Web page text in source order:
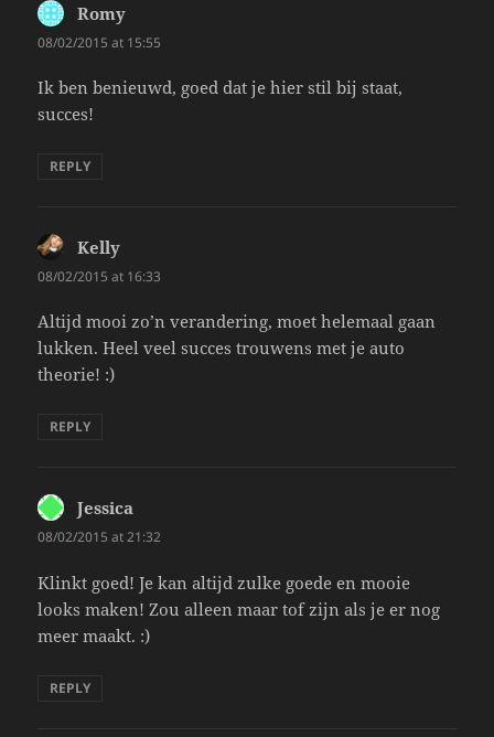
Romy
08/02/2015 at 15:55
Ik ben benieuwd, goed dat je hier stil bij staat,
succes!
REPLY
Kelly
08/02/2015 at 16:33
Altijd mooi zo’n verandering, moet helemaal gaan
lukken. Heel veel succes trouwens met je auto
theorie! :)
REPLY
Jessica
08/02/2015 at 21:32
Klinkt goed! Je kan altijd zulke goede en mooie
looks maken! Zou alleen maar tof zijn als je er nog
meer maakt. :)
REPLY